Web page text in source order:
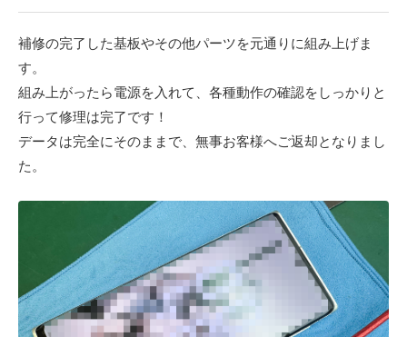
補修の完了した基板やその他パーツを元通りに組み上げま
す。
組み上がったら電源を入れて、各種動作の確認をしっかりと
行って修理は完了です！
データは完全にそのままで、無事お客様へご返却となりまし
た。